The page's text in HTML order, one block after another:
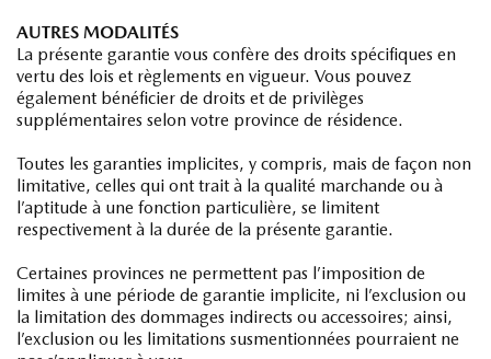
AUTRES MODALITÉS
La présente garantie vous confère des droits spécifiques en
vertu des lois et règlements en vigueur. Vous pouvez
également bénéficier de droits et de privilèges
supplémentaires selon votre province de résidence.
Toutes les garanties implicites, y compris, mais de façon non
limitative, celles qui ont trait à la qualité marchande ou à
l’aptitude à une fonction particulière, se limitent
respectivement à la durée de la présente garantie.
Certaines provinces ne permettent pas l’imposition de
limites à une période de garantie implicite, ni l’exclusion ou
la limitation des dommages indirects ou accessoires; ainsi,
l’exclusion ou les limitations susmentionnées pourraient ne